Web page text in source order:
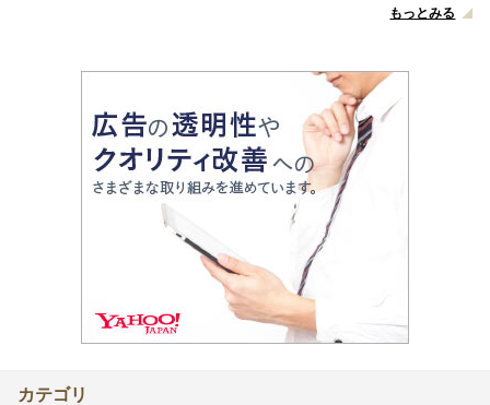
もっとみる
カテゴリ